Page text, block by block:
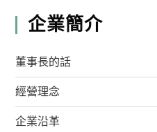
企業簡介
董事長的話
經營理念
企業沿革